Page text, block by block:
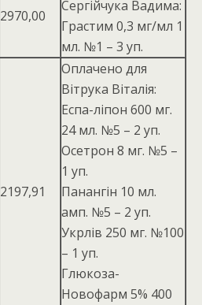
2970,00
Сергійчука Вадима:
Грастим 0,3 мг/мл 1
мл. №1 – 3 уп.
2197,91
Оплачено для
Вітрука Віталія:
Еспа-ліпон 600 мг.
24 мл. №5 – 2 уп.
Осетрон 8 мг. №5 –
1 уп.
Панангін 10 мл.
амп. №5 – 2 уп.
Укрлів 250 мг. №100
– 1 уп.
Глюкоза-
Новофарм 5% 400